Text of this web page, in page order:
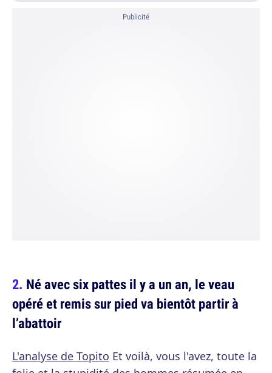
Publicité
Né avec six pattes il y a un an, le veau
opéré et remis sur pied va bientôt partir à
l’abattoir
L'analyse de Topito Et voilà, vous l'avez, toute la